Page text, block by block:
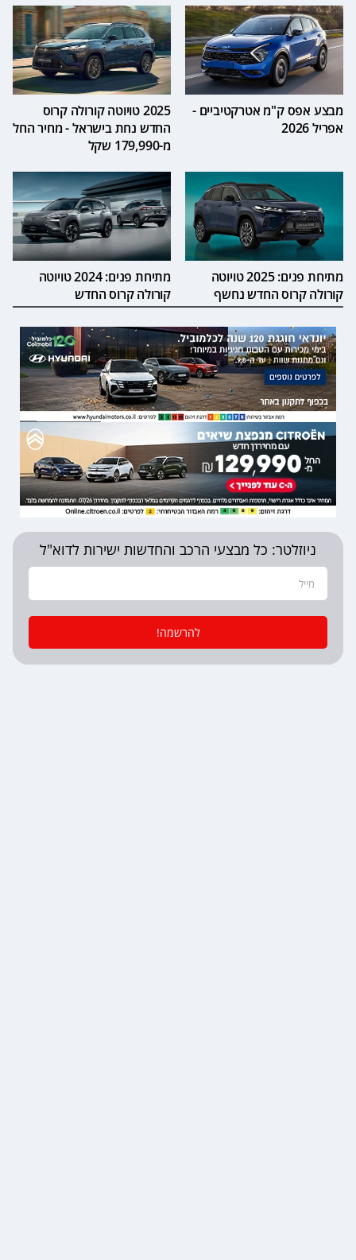
מבצע אפס ק"מ אטרקטיביים -
אפריל 2026
2025 טויוטה קורולה קרוס
החדש נחת בישראל - מחיר החל
מ-179,990 שקל
מתיחת פנים: 2025 טויוטה
קורולה קרוס החדש נחשף
מתיחת פנים: 2024 טויוטה
קורולה קרוס החדש
ניוזלטר: כל מבצעי הרכב והחדשות ישירות לדוא"ל
להרשמה!